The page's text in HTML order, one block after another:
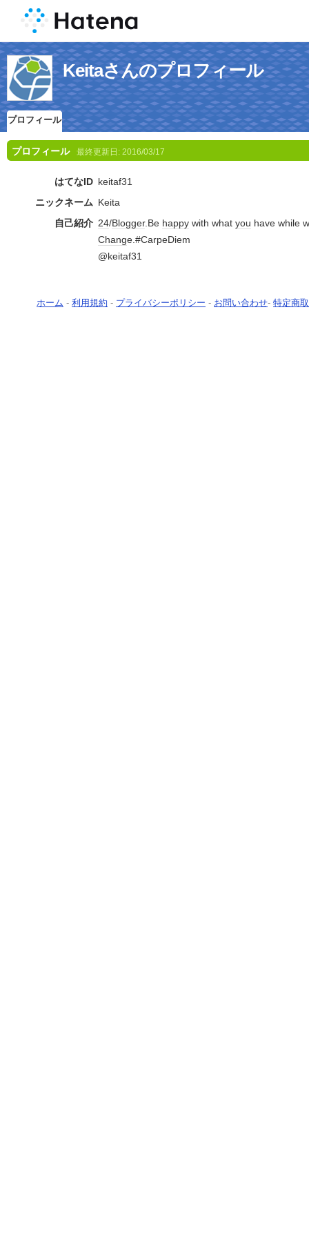
Keitaさんのプロフィール
プロフィール
プロフィール 最終更新日: 2016/03/17
はてなID keitaf31
ニックネーム Keita
自己紹介 24/Blogger.Be happy with what you have while
Change.#CarpeDiem
@keitaf31
ホーム - 利用規約 - プライバシーポリシー - お問い合わせ- 特定商